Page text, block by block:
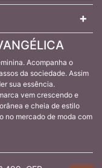
Acompanha o
da sociedade. Assim
sua essência.
vem crescendo e
e cheia de estilo
no mercado de moda com